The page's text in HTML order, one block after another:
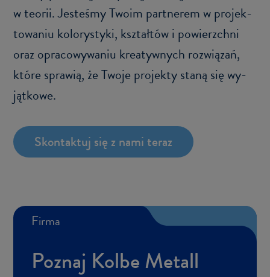
w teo­rii. Je­ste­śmy Twoim part­ne­rem w pro­jek­
to­wa­niu ko­lo­ry­sty­ki, kształ­tów i po­wierzch­ni
oraz opra­co­wy­wa­niu kre­atyw­nych roz­wią­zań,
które spra­wią, że Twoje pro­jek­ty staną się wy­
jąt­ko­we.
Skon­tak­tuj się z nami teraz
Firma
Po­znaj Kolbe Me­tall